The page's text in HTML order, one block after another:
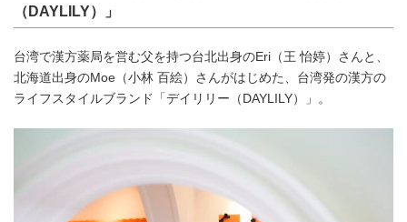
（DAYLILY）」
台湾で漢方薬局を営む父を持つ台北出身のEri（王 怡婷）さんと、
北海道出身のMoe（小林 百絵）さんがはじめた、台湾発の漢方の
ライフスタイルブランド「デイリリー（DAYLILY）」。